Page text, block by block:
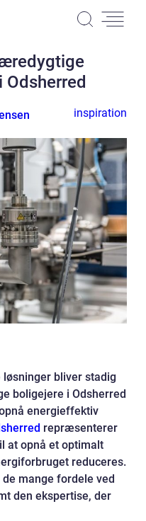
inspiration
løsninger bliver stadig
boligejere i Odsherred
energieffektiv
repræsenterer
at opnå et optimalt
reduceres.
mange fordele ved
den ekspertise, der